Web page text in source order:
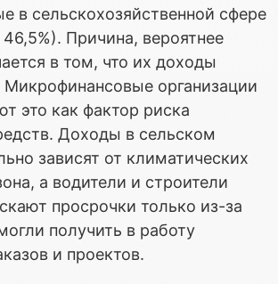
в сельскохозяйственной сфере
Причина, вероятнее
в том, что их доходы
Микрофинансовые организации
это как фактор риска
Доходы в сельском
зависят от климатических
а водители и строители
просрочки только из-за
получить в работу
и проектов.